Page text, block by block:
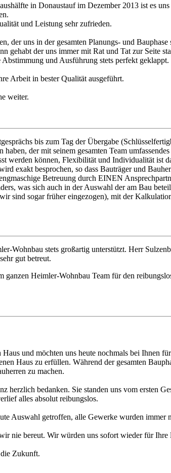
in Donaustauf im Dezember 2013 ist es
und Leistung sehr zufrieden.
der uns in der gesamten Planungs- und
gehabt der uns immer mit Rat und Tat zur Seite
und Ausführung stets perfekt geklappt.
Arbeit in bester Qualität ausgeführt.
weiter.
bis zum Tag der Übergabe
der mit seinem gesamten Team
werden können, Flexibilität und Individualität ist
exakt besprochen, so dass Bauträger und
Betreuung durch EINEN
was sich auch in der Auswahl der am Bau
sind sogar früher eingezogen), mit der
Wohnbau stets großartig unterstützt. Herr
gut betreut.
Heimler-Wohnbau Team für den
und möchten uns heute nochmals bei Ihnen
Haus zu erfüllen. Während der gesamten
zu machen.
herzlich bedanken. Sie standen uns vom ersten
alles absolut reibungslos.
Auswahl getroffen, alle Gewerke wurden
nie bereut. Wir würden uns sofort wieder für Ihre
Zukunft.